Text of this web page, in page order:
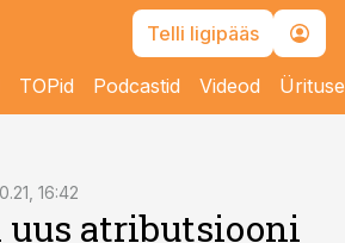
Telli ligipääs
TOPid Podcastid Videod
16:42
uus atributsiooni